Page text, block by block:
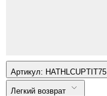
Артикул: HATHLCUPTIT75
Легкий возврат